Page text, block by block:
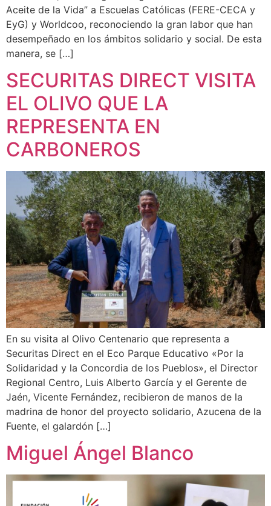
Aceite de la Vida” a Escuelas Católicas (FERE-CECA y
EyG) y Worldcoo, reconociendo la gran labor que han
desempeñado en los ámbitos solidario y social. De esta
manera, se […]
SECURITAS DIRECT VISITA
EL OLIVO QUE LA
REPRESENTA EN
CARBONEROS
En su visita al Olivo Centenario que representa a
Securitas Direct en el Eco Parque Educativo «Por la
Solidaridad y la Concordia de los Pueblos», el Director
Regional Centro, Luis Alberto García y el Gerente de
Jaén, Vicente Fernández, recibieron de manos de la
madrina de honor del proyecto solidario, Azucena de la
Fuente, el galardón […]
Miguel Ángel Blanco